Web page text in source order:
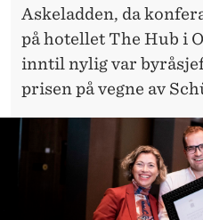
Askeladden, da
på hotellet The Hub i
inntil nylig var
prisen på vegne av